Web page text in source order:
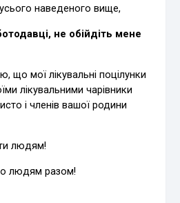
наведеного вище,
не обійдіть мене
що мої лікувальні поцілунки
лікувальними чарівники
і членів вашої родини
людям!
людям разом!